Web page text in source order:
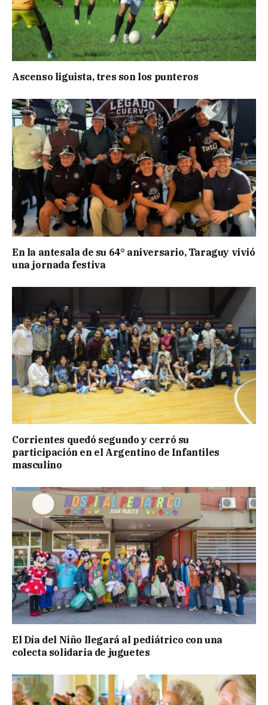
Ascenso liguista, tres son los punteros
En la antesala de su 64° aniversario, Taraguy vivió
una jornada festiva
Corrientes quedó segundo y cerró su
participación en el Argentino de Infantiles
masculino
El Día del Niño llegará al pediátrico con una
colecta solidaria de juguetes